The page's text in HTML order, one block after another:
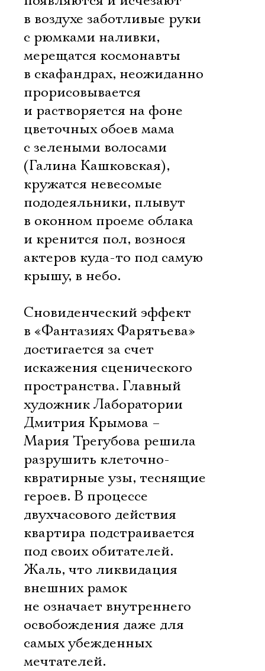
в воздухе заботливые руки
с рюмками наливки,
мерещатся космонавты
в скафандрах, неожиданно
прорисовывается
и растворяется на фоне
цветочных обоев мама
с зелеными волосами
(Галина Кашковская),
кружатся невесомые
пододеяльники, плывут
в оконном проеме облака
и кренится пол, вознося
актеров куда-то под самую
крышу, в небо.
Сновиденческий эффект
в «Фантазиях Фарятьева»
достигается за счет
искажения сценического
пространства. Главный
художник Лаборатории
Дмитрия Крымова –
Мария Трегубова решила
разрушить клеточно-
квратирные узы, теснящие
героев. В процессе
двухчасового действия
квартира подстраивается
под своих обитателей.
Жаль, что ликвидация
внешних рамок
не означает внутреннего
освобождения даже для
самых убежденных
мечтателей.